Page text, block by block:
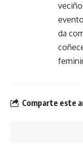
da
Comparte este